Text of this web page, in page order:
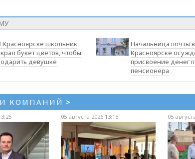
Красноярске школьник
букет цветов, чтобы
девушке
Начальница почты в
Красноярске
присвоение денег
пенсионера
КОМПАНИЙ >
05 августа 2026 13:15 05